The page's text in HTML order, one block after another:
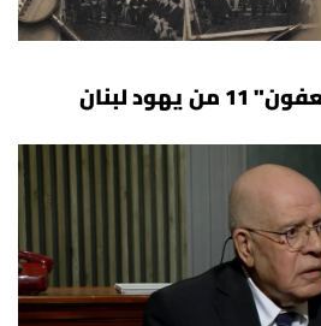
لبنان